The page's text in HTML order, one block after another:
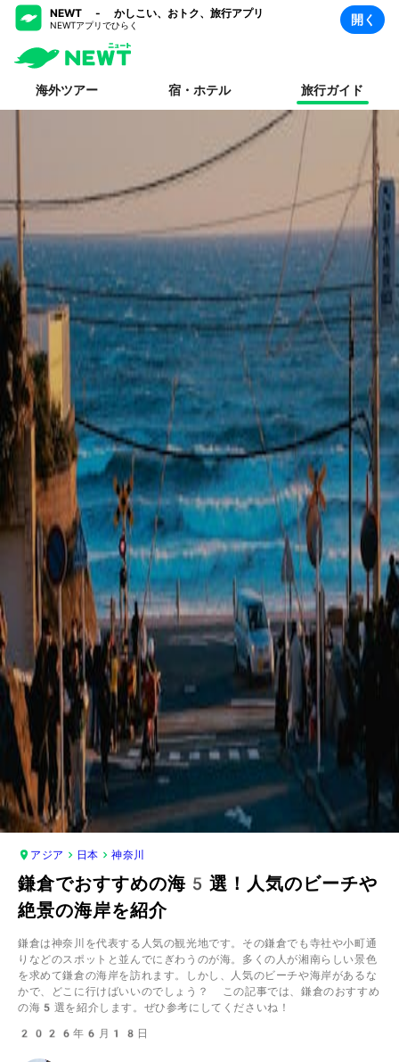
NEWT - かしこい、おトク、旅行アプリ
NEWTアプリでひらく 開く
海外ツアー 宿・ホテル 旅行ガイド
アジア 日本 神奈川
鎌倉でおすすめの海5選！人気のビーチや
絶景の海岸を紹介
鎌倉は神奈川を代表する人気の観光地です。その鎌倉でも寺社や小町通
りなどのスポットと並んでにぎわうのが海。多くの人が湘南らしい景色
を求めて鎌倉の海岸を訪れます。しかし、人気のビーチや海岸があるな
かで、どこに行けばいいのでしょう？ この記事では、鎌倉のおすすめ
の海5選を紹介します。ぜひ参考にしてくださいね！
2026年6月18日